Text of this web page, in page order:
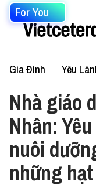
For You
Gia Đình Yêu
Nhà giáo
Nhân:
nuôi
những